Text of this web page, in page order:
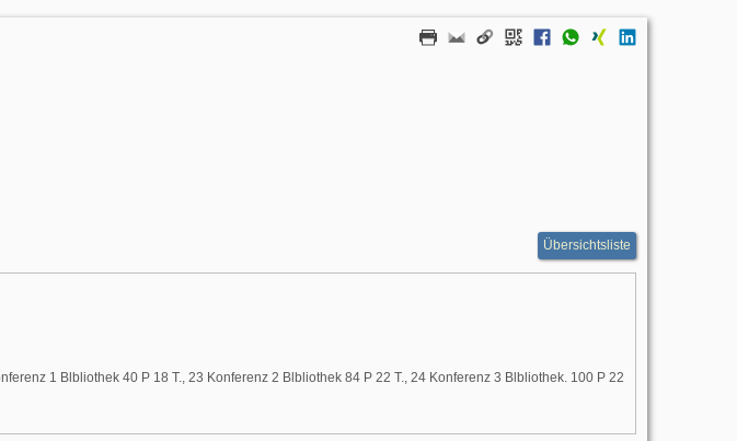
Übersichtsliste
1 Blbliothek 40 P 18 T., 23 Konferenz 2 Blbliothek 84 P 22 T., 24 Konferenz 3 Blbliothek. 100 P 22